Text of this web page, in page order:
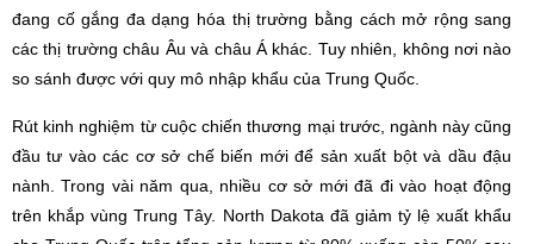
đang cố gắng đa dạng hóa thị trường bằng cách mở rộng sang
các thị trường châu Âu và châu Á khác. Tuy nhiên, không nơi nào
so sánh được với quy mô nhập khẩu của Trung Quốc.
Rút kinh nghiệm từ cuộc chiến thương mại trước, ngành này cũng
đầu tư vào các cơ sở chế biến mới để sản xuất bột và dầu đậu
nành. Trong vài năm qua, nhiều cơ sở mới đã đi vào hoạt động
trên khắp vùng Trung Tây. North Dakota đã giảm tỷ lệ xuất khẩu